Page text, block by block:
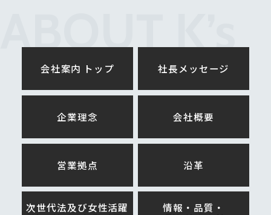
人データを取り扱う情報システムを
しています。
７．外的環境の把握
個人データを外国にある第三者に提
ている国における個人情報の保護に
ABOUT K’s
会社案内 トップ 社長メッセージ
企業理念 会社概要
営業拠点 沿革
次世代法及び女性活躍
情報・品質・